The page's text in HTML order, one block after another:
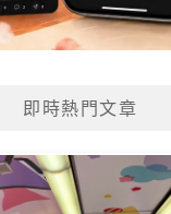
即時熱門文章